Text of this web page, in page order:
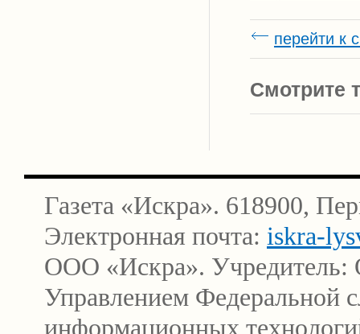
перейти к
Смотрите
Газета «Искра». 618900,
Электронная почта: iskra-
ООО «Искра». Учредитель:
Управлением Федеральной
информационных